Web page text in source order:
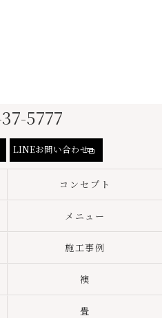
5777
LINEお問い合わせ
コンセプト
メニュー
施工事例
襖
畳